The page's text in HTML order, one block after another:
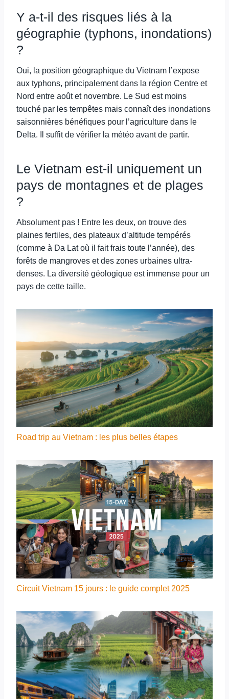
Y a-t-il des risques liés à la
géographie (typhons, inondations)
?
Oui, la position géographique du Vietnam l’expose
aux typhons, principalement dans la région Centre et
Nord entre août et novembre. Le Sud est moins
touché par les tempêtes mais connaît des inondations
saisonnières bénéfiques pour l’agriculture dans le
Delta. Il suffit de vérifier la météo avant de partir.
Le Vietnam est-il uniquement un
pays de montagnes et de plages
?
Absolument pas ! Entre les deux, on trouve des
plaines fertiles, des plateaux d’altitude tempérés
(comme à Da Lat où il fait frais toute l’année), des
forêts de mangroves et des zones urbaines ultra-
denses. La diversité géologique est immense pour un
pays de cette taille.
Road trip au Vietnam : les plus belles étapes
Circuit Vietnam 15 jours : le guide complet 2025